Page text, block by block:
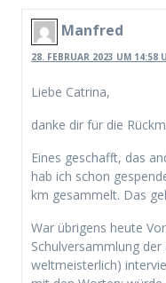
Manfred
28. FEBRUAR 2023 UM 14:58
Liebe Catrina,
danke dir für die
Eines geschafft, das
hab ich schon
km gesammelt. Das
War übrigens heute
Schulversammlung der
weltmeisterlich)